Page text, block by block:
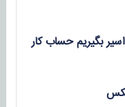
آمریکایی را اسیر بگیریم حساب کار